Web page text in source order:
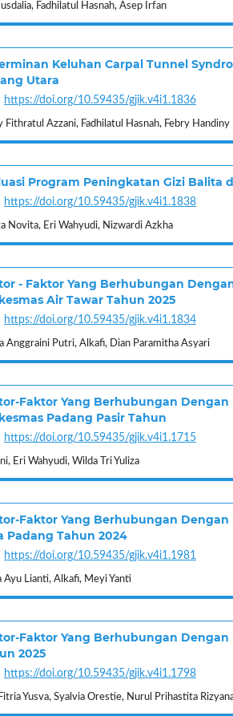
Fadhilatul Hasnah, Asep Irfan
Keluhan Carpal Tunnel
Utara
https://doi.org/10.59435/gjik.v4i1.1836
Fithratul Azzani, Fadhilatul Hasnah, Febry Handiny
Program Peningkatan Gizi Balita
https://doi.org/10.59435/gjik.v4i1.1838
Novita, Eri Wahyudi, Nizwardi Azkha
- Faktor Yang Berhubungan
Air Tawar Tahun 2025
https://doi.org/10.59435/gjik.v4i1.1834
Anggraini Putri, Alkafi, Dian Paramitha Asyari
Faktor Yang Berhubungan
Padang Pasir Tahun
https://doi.org/10.59435/gjik.v4i1.1715
Eri Wahyudi, Wilda Tri Yuliza
Faktor Yang Berhubungan Dengan
Padang Tahun 2024
https://doi.org/10.59435/gjik.v4i1.1981
Ayu Lianti, Alkafi, Meyi Yanti
Faktor Yang Berhubungan
2025
https://doi.org/10.59435/gjik.v4i1.1798
Yusva, Syalvia Orestie, Nurul Prihastita